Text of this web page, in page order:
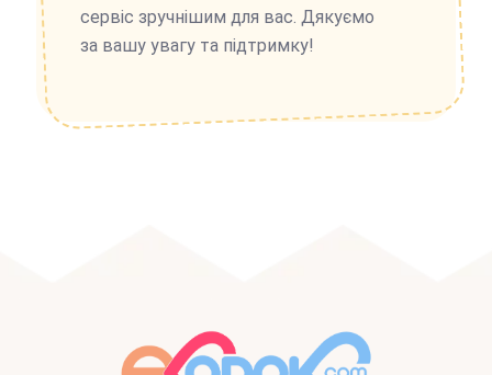
сервіс зручнішим для вас. Дякуємо
за вашу увагу та підтримку!